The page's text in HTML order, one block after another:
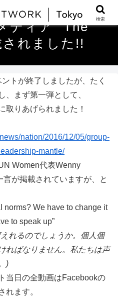
ディア "The
れました!!
トが終了しましたが、たく
、まず第一弾として、
取りあげられました！
nation/2016/12/05/group-
mantle/
Women代表Wenny
が掲載されていますが、と
norms? We have to change it
to speak up”
れるのでしょうか。個人個
ればなりません。私たちは声
)
当日の全動画はFacebookの
れます。
検索